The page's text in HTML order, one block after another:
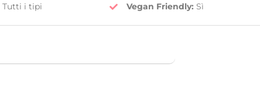
Tutti i tipi
Vegan Friendly: Sì